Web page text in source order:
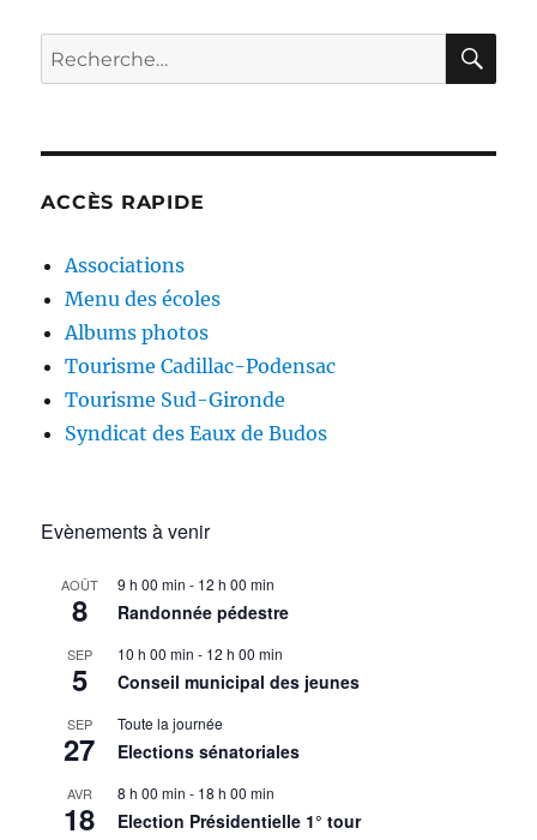
Recherche
pour :
ACCÈS RAPIDE
Associations
Menu des écoles
Albums photos
Tourisme Cadillac-Podensac
Tourisme Sud-Gironde
Syndicat des Eaux de Budos
Evènements à venir
AOÛT
8
9 h 00 min - 12 h 00 min
Randonnée pédestre
SEP
5
10 h 00 min - 12 h 00 min
Conseil municipal des jeunes
SEP
27
Toute la journée
Elections sénatoriales
AVR
18
8 h 00 min - 18 h 00 min
Election Présidentielle 1° tour